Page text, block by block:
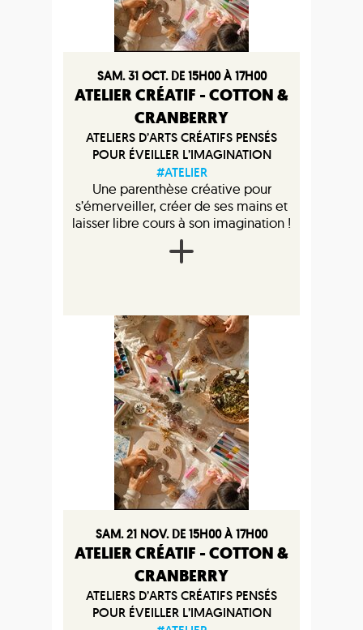
SAM. 31 OCT. DE 15H00 À 17H00
ATELIER CRÉATIF - COTTON &
CRANBERRY
ATELIERS D’ARTS CRÉATIFS PENSÉS
POUR ÉVEILLER L’IMAGINATION
#ATELIER
Une parenthèse créative pour
s’émerveiller, créer de ses mains et
laisser libre cours à son imagination !
SAM. 21 NOV. DE 15H00 À 17H00
ATELIER CRÉATIF - COTTON &
CRANBERRY
ATELIERS D’ARTS CRÉATIFS PENSÉS
POUR ÉVEILLER L’IMAGINATION